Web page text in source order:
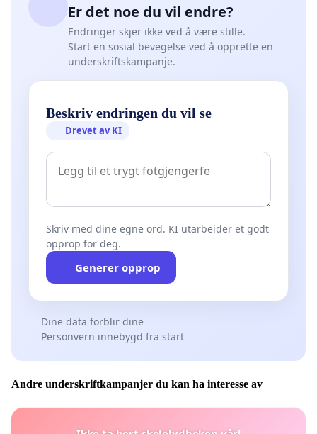
Er det noe du vil endre?
Endringer skjer ikke ved å være stille.
Start en sosial bevegelse ved å opprette en
underskriftskampanje.
Beskriv endringen du vil se
Drevet av KI
Skriv med dine egne ord. KI utarbeider et godt
opprop for deg.
Generer opprop
Dine data forblir dine
Personvern innebygd fra start
Andre underskriftkampanjer du kan ha interesse av